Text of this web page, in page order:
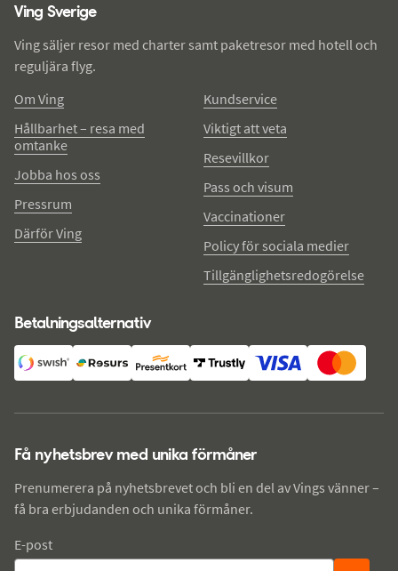
Ving Sverige
Ving säljer resor med charter samt paketresor med hotell och
reguljära flyg.
Om Ving
Hållbarhet – resa med
omtanke
Jobba hos oss
Pressrum
Därför Ving
Kundservice
Viktigt att veta
Resevillkor
Pass och visum
Vaccinationer
Policy för sociala medier
Tillgänglighetsredogörelse
Betalningsalternativ
Få nyhetsbrev med unika förmåner
Prenumerera på nyhetsbrevet och bli en del av Vings vänner –
få bra erbjudanden och unika förmåner.
E-post